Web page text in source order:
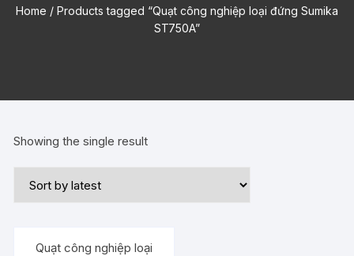
Home / Products tagged “Quạt công nghiệp loại đứng Sumika
ST750A”
Showing the single result
Quạt công nghiệp loại